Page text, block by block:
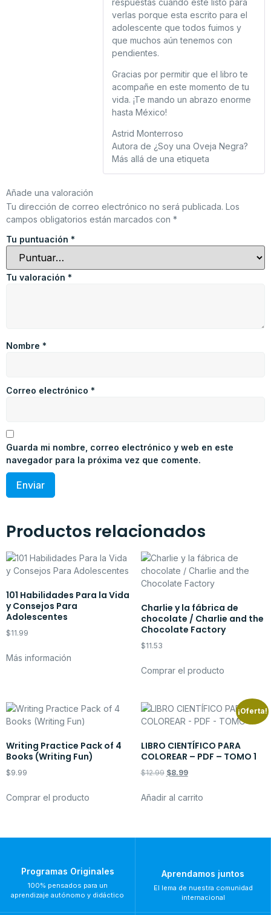
respuestas cuando esté listo para
verlas porque esta escrito para el
adolescente que todos fuimos y
que muchos aún tenemos con
pendientes.
Gracias por permitir que el libro te
acompañe en este momento de tu
vida. ¡Te mando un abrazo enorme
hasta México!
Astrid Monterroso
Autora de ¿Soy una Oveja Negra?
Más allá de una etiqueta
Añade una valoración
Tu dirección de correo electrónico no será publicada. Los
campos obligatorios están marcados con *
Tu puntuación *
Tu valoración *
Nombre *
Correo electrónico *
Guarda mi nombre, correo electrónico y web en este
navegador para la próxima vez que comente.
Productos relacionados
101 Habilidades Para la Vida
y Consejos Para
Adolescentes
$11.99
Más información
Charlie y la fábrica de
chocolate / Charlie and the
Chocolate Factory
$11.53
Comprar el producto
Writing Practice Pack of 4
Books (Writing Fun)
$9.99
Comprar el producto
¡Oferta!
LIBRO CIENTÍFICO PARA
COLOREAR – PDF – TOMO 1
$12.99 $8.99
Añadir al carrito
Programas Originales
100% pensados para un
aprendizaje autónomo y didáctico
Aprendamos juntos
El lema de nuestra comunidad
internacional